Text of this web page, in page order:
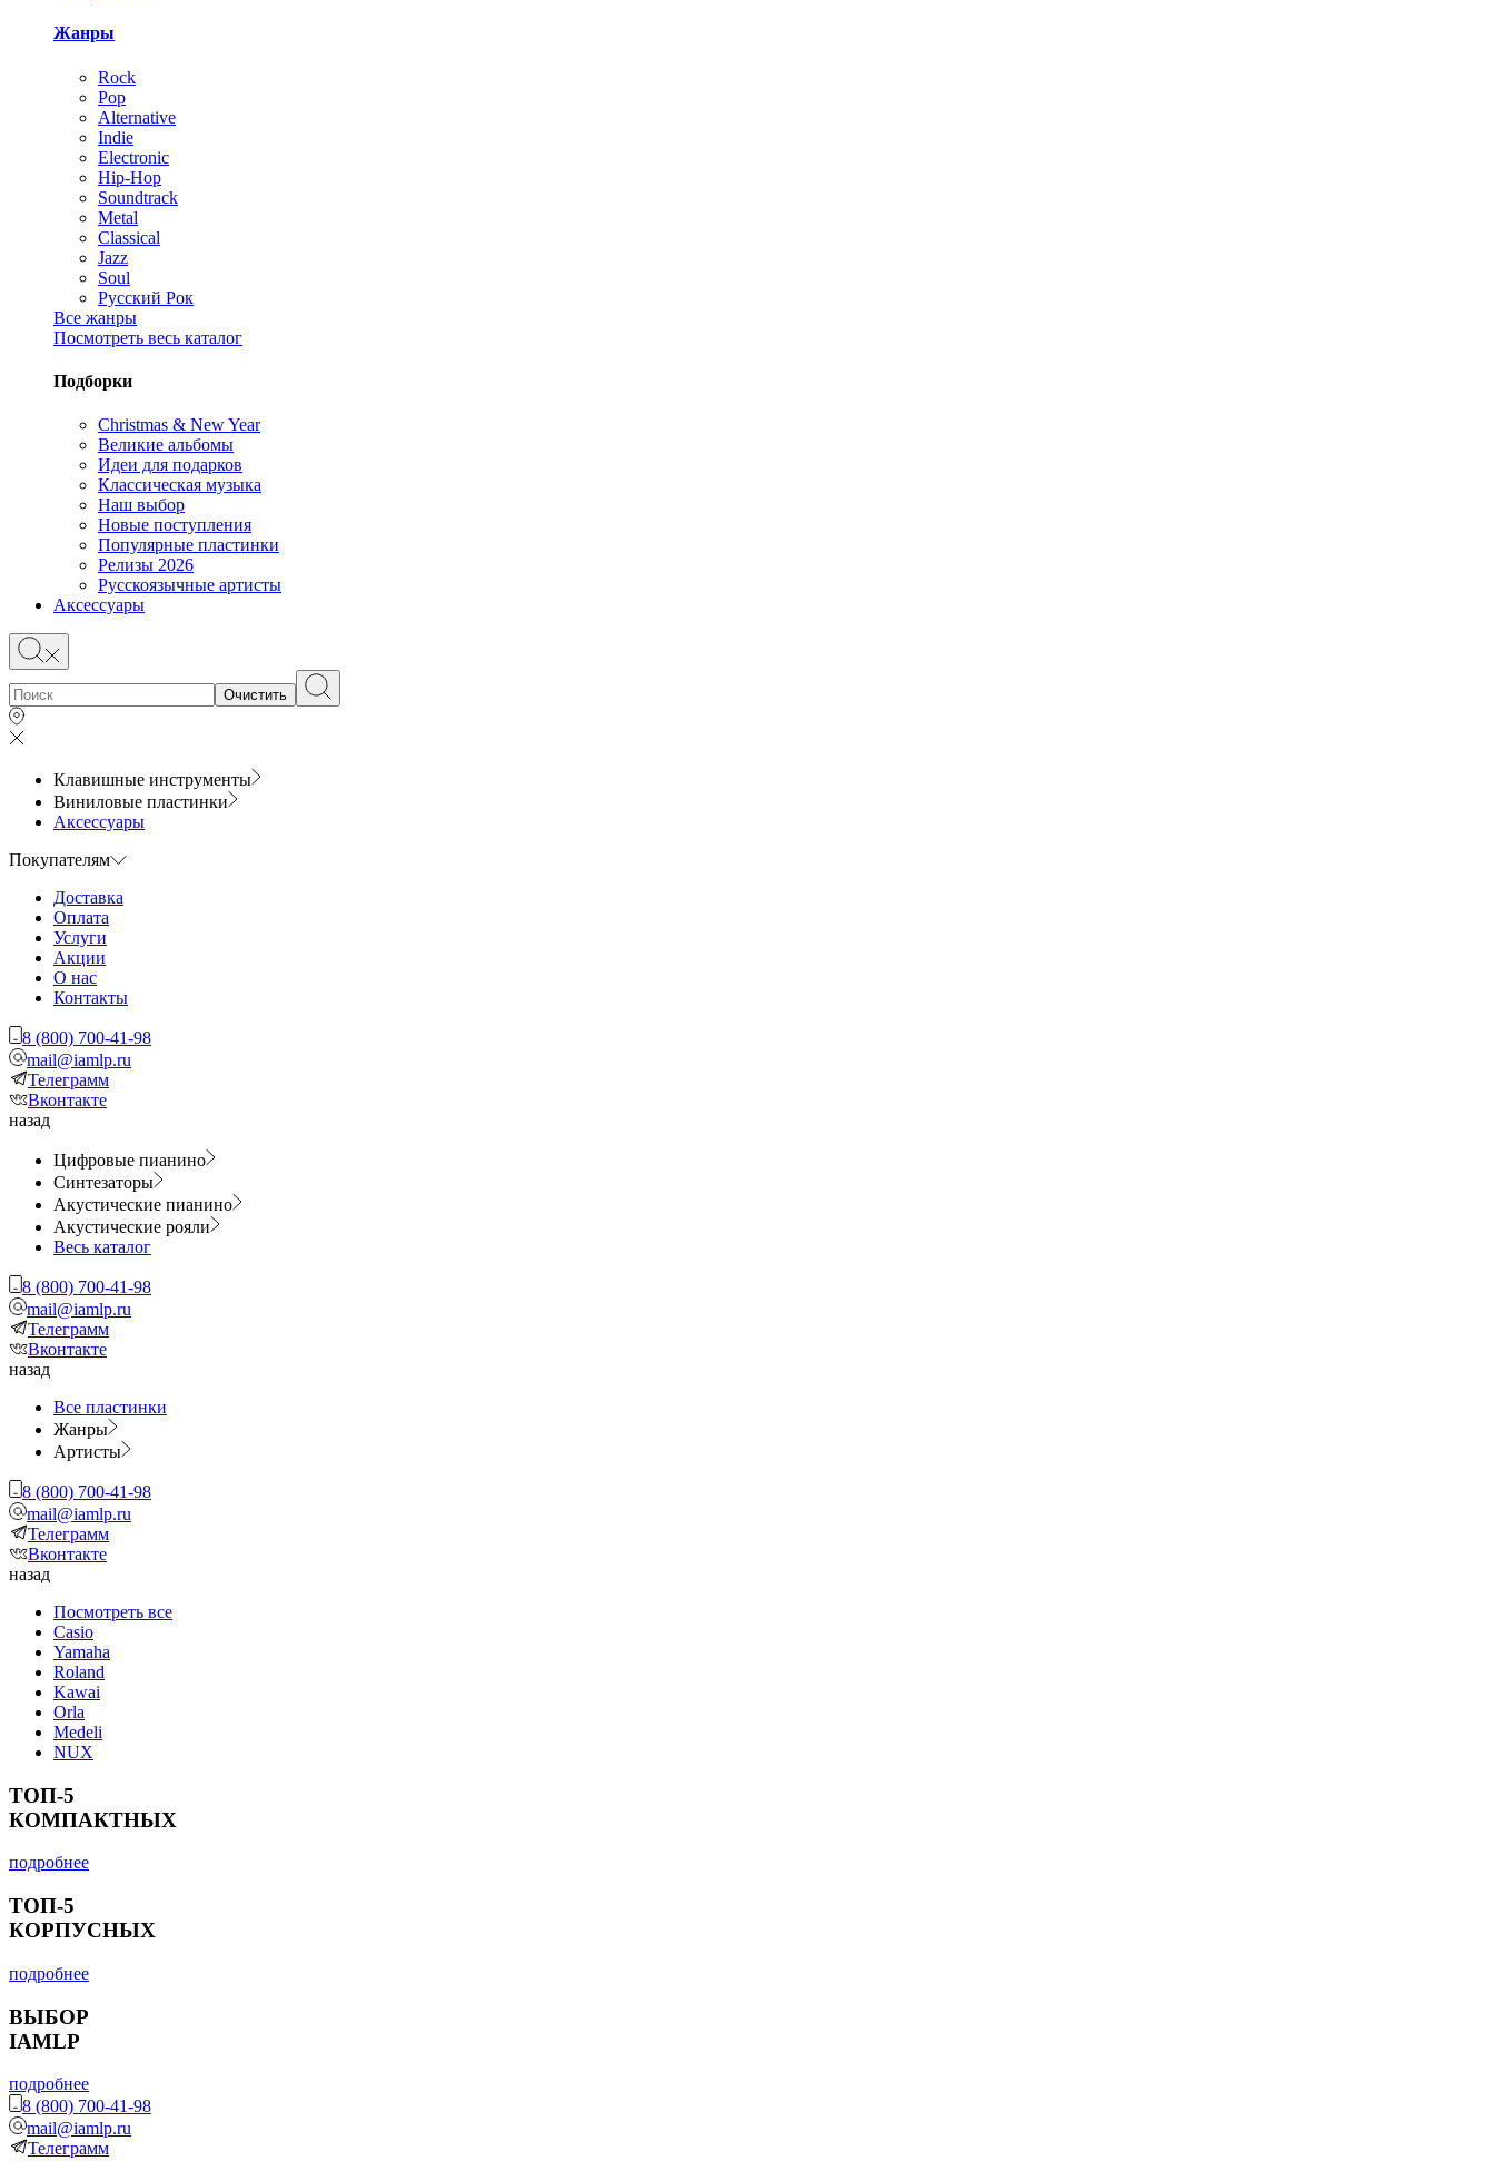
Жанры
Rock
Pop
Alternative
Indie
Electronic
Hip-Hop
Soundtrack
Metal
Classical
Jazz
Soul
Русский Рок
Все жанры
Посмотреть весь каталог
Подборки
Christmas & New Year
Великие альбомы
Идеи для подарков
Классическая музыка
Наш выбор
Новые поступления
Популярные пластинки
Релизы 2026
Русскоязычные артисты
Аксессуары
Очистить
Клавишные инструменты
Виниловые пластинки
Аксессуары
Покупателям
Доставка
Оплата
Услуги
Акции
О нас
Контакты
8 (800) 700-41-98
mail@iamlp.ru
Телеграмм
Вконтакте
назад
Цифровые пианино
Синтезаторы
Акустические пианино
Акустические рояли
Весь каталог
8 (800) 700-41-98
mail@iamlp.ru
Телеграмм
Вконтакте
назад
Все пластинки
Жанры
Артисты
8 (800) 700-41-98
mail@iamlp.ru
Телеграмм
Вконтакте
назад
Посмотреть все
Casio
Yamaha
Roland
Kawai
Orla
Medeli
NUX
ТОП-5
КОМПАКТНЫХ
подробнее
ТОП-5
КОРПУСНЫХ
подробнее
ВЫБОР
IAMLP
подробнее
8 (800) 700-41-98
mail@iamlp.ru
Телеграмм